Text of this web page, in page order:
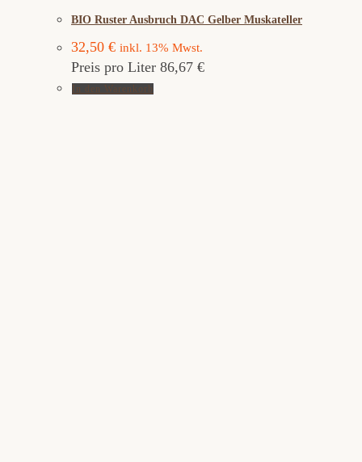
BIO Ruster Ausbruch DAC Gelber Muskateller
32,50 € inkl. 13% Mwst.
Preis pro Liter 86,67 €
In den Warenkorb